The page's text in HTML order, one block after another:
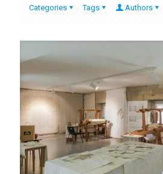
Categories Tags Authors